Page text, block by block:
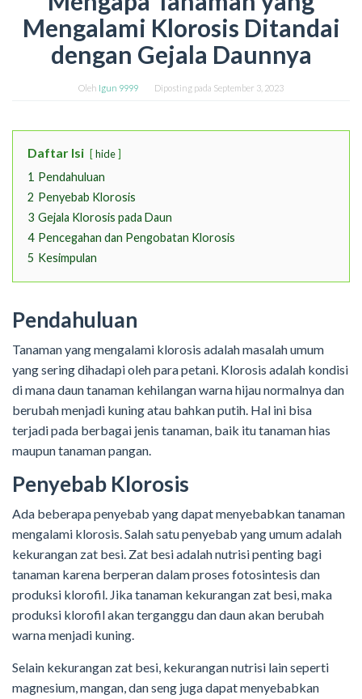
Mengalami Klorosis Ditandai
dengan Gejala Daunnya
Oleh Igun 9999 Diposting pada September 3, 2023
Daftar Isi hide
1 Pendahuluan
2 Penyebab Klorosis
3 Gejala Klorosis pada Daun
4 Pencegahan dan Pengobatan Klorosis
5 Kesimpulan
Pendahuluan
Tanaman yang mengalami klorosis adalah masalah umum
yang sering dihadapi oleh para petani. Klorosis adalah kondisi
di mana daun tanaman kehilangan warna hijau normalnya dan
berubah menjadi kuning atau bahkan putih. Hal ini bisa
terjadi pada berbagai jenis tanaman, baik itu tanaman hias
maupun tanaman pangan.
Penyebab Klorosis
Ada beberapa penyebab yang dapat menyebabkan tanaman
mengalami klorosis. Salah satu penyebab yang umum adalah
kekurangan zat besi. Zat besi adalah nutrisi penting bagi
tanaman karena berperan dalam proses fotosintesis dan
produksi klorofil. Jika tanaman kekurangan zat besi, maka
produksi klorofil akan terganggu dan daun akan berubah
warna menjadi kuning.
Selain kekurangan zat besi, kekurangan nutrisi lain seperti
magnesium, mangan, dan seng juga dapat menyebabkan